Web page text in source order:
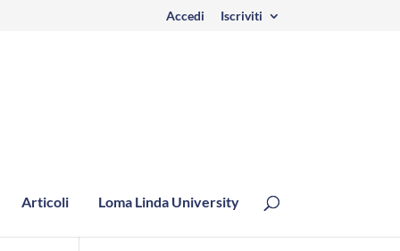
Accedi Iscriviti
Articoli Loma Linda University